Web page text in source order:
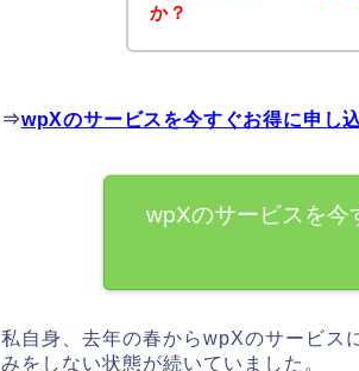
か？
⇒wpXのサービスを今すぐお得に申し
wpXのサービスを今
私自身、去年の春からwpXのサービス
みをしない状態が続いていました。